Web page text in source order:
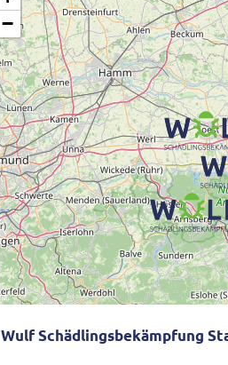
−
Wulf Schäd­lings­be­kämp­fung